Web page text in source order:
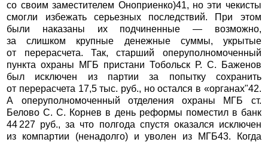
со своим заместителем Оноприенко)41, но эти чекисты
смогли избежать серьезных последствий. При этом
были наказаны их подчиненные — возможно,
за слишком крупные денежные суммы, укрытые
от перерасчета. Так, старший оперуполномоченный
пункта охраны МГБ пристани Тобольск Р. С. Баженов
был исключен из партии за попытку сохранить
от перерасчета 17,5 тыс. руб., но остался в «органах"42.
А оперуполномоченный отделения охраны МГБ ст.
Белово С. С. Корнев в день реформы поместил в банк
44 227 руб., за что полгода спустя оказался исключен
из компартии (ненадолго) и уволен из МГБ43. Когда